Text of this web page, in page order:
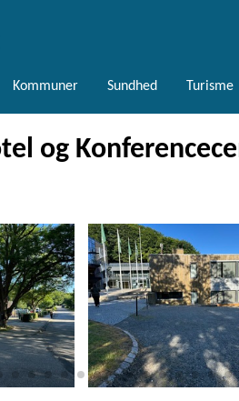
Kommuner Sundhed Turisme
og